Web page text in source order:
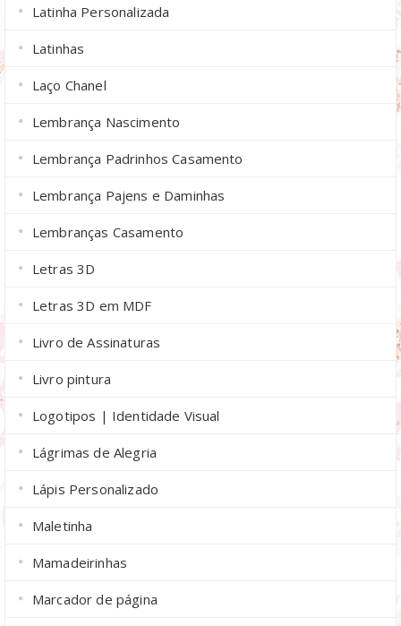
Latinha Personalizada
Latinhas
Laço Chanel
Lembrança Nascimento
Lembrança Padrinhos Casamento
Lembrança Pajens e Daminhas
Lembranças Casamento
Letras 3D
Letras 3D em MDF
Livro de Assinaturas
Livro pintura
Logotipos | Identidade Visual
Lágrimas de Alegria
Lápis Personalizado
Maletinha
Mamadeirinhas
Marcador de página